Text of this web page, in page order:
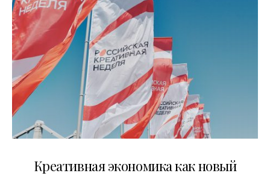
Креативная экономика как новый